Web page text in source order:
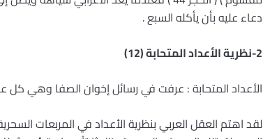
دعاء عليه بأن يأكله السبع .
2-نظرية الأعداد المتحابة (12)
الأعداد المتحابة : عرفت في رسائل إخوان الصفا وهي
لقد اهتم العقل العربي بنظرية الأعداد في المربعات